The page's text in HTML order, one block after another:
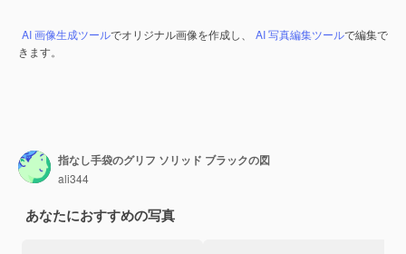
AI 画像生成ツールでオリジナル画像を作成し、 AI 写真編集ツールで編集で
きます。
指なし手袋のグリフ ソリッド ブラックの図
ali344
あなたにおすすめの写真